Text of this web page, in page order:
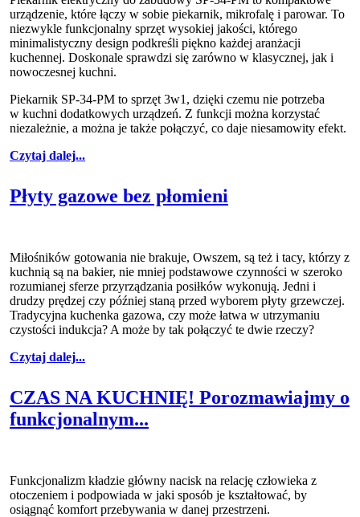
urządzenie, które łączy w sobie piekarnik, mikrofalę i parowar. To
niezwykle funkcjonalny sprzęt wysokiej jakości, którego
minimalistyczny design podkreśli piękno każdej aranżacji
kuchennej. Doskonale sprawdzi się zarówno w klasycznej, jak i
nowoczesnej kuchni.
Piekarnik SP-34-PM to sprzęt 3w1, dzięki czemu nie potrzeba
w kuchni dodatkowych urządzeń. Z funkcji można korzystać
niezależnie, a można je także połączyć, co daje niesamowity efekt.
Czytaj dalej...
Płyty gazowe bez płomieni
Miłośników gotowania nie brakuje, Owszem, są też i tacy, którzy z
kuchnią są na bakier, nie mniej podstawowe czynności w szeroko
rozumianej sferze przyrządzania posiłków wykonują. Jedni i
drudzy prędzej czy później staną przed wyborem płyty grzewczej.
Tradycyjna kuchenka gazowa, czy może łatwa w utrzymaniu
czystości indukcja? A może by tak połączyć te dwie rzeczy?
Czytaj dalej...
CZAS NA KUCHNIĘ! Porozmawiajmy o
funkcjonalnym...
Funkcjonalizm kładzie główny nacisk na relację człowieka z
otoczeniem i podpowiada w jaki sposób je kształtować, by
osiągnąć komfort przebywania w danej przestrzeni.